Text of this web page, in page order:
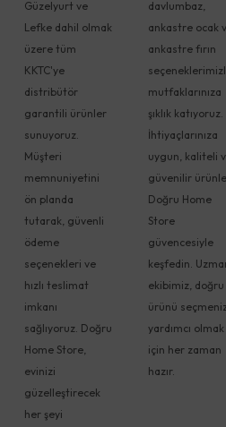
Güzelyurt ve
Lefke dahil olmak
üzere tüm
KKTC'ye
distribütör
garantili ürünler
sunuyoruz.
Müşteri
memnuniyetini
ön planda
tutarak, güvenli
ödeme
seçenekleri ve
hızlı teslimat
imkanı
sağlıyoruz. Doğru
Home Store,
evinizi
güzelleştirecek
her şeyi
davlumbaz,
ankastre ocak
ankastre fırın
mutfaklarınıza
şıklık katıyoruz.
İhtiyaçlarınıza
uygun, kaliteli
güvenilir
Doğru Home
Store
güvencesiyle
keşfedin.
ekibimiz, doğru
ürünü
yardımcı olmak
için her zaman
hazır.